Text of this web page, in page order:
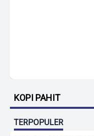
KOPI PAHIT
TERPOPULER